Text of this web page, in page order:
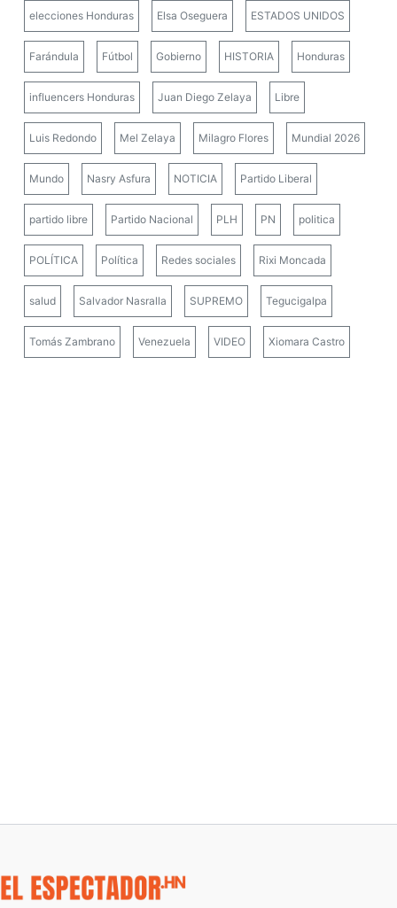
elecciones Honduras Elsa Oseguera ESTADOS UNIDOS
Farándula Fútbol Gobierno HISTORIA Honduras
influencers Honduras Juan Diego Zelaya Libre
Luis Redondo Mel Zelaya Milagro Flores Mundial 2026
Mundo Nasry Asfura NOTICIA Partido Liberal
partido libre Partido Nacional PLH PN politica
POLÍTICA Política Redes sociales Rixi Moncada
salud Salvador Nasralla SUPREMO Tegucigalpa
Tomás Zambrano Venezuela VIDEO Xiomara Castro